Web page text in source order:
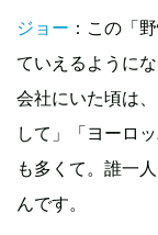
ジョー ：この「
ていえるように
会社にいた頃は
して」「ヨーロ
も多くて。誰一
んです。